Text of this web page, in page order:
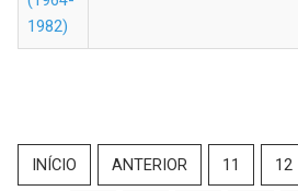
1982)
INÍCIO ANTERIOR 11 12